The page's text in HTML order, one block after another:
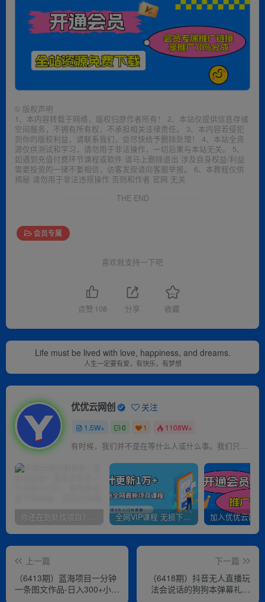
© 版权声明
1、本内容转载于网络，版权归原作者所有！ 2、本站仅提供信息存储
空间服务，不拥有所有权，不承担相关法律责任。 3、本内容若侵犯
到你的版权利益，请联系我们，会尽快给予删除处理！ 4、本站全资
源仅供测试和学习，请勿用于非法操作，一切后果与本站无关。 5、
如遇到充值付费环节课程或软件 请马上删除退出 涉及自身权益/利益
需要投资的一律不要相信，访客发现请向客服举报。 6、本教程仅供
揭秘 请勿用于非法违规操作 否则和作者 官网 无关
THE END
会员专属
喜欢就支持一下吧
点赞 108 分享 收藏
Life must be lived with love, happiness, and dreams.
人生一定要有爱，有快乐，有梦想
优优云网创 关注
1.5W+ 0 1 1108W+
有时候，我们并不是在等什么人或什么事。我们只是在静待岁月改变自己
你还在到处找项目？还在当韭菜？我靠卖项目一个月收入5万+，曾经我也是个失败者。 全网VIP课程 无损下载~
上一篇
（6413期）蓝海项目一分钟
一条图文作品-日入300+小吃
下一篇
（6418期）抖音无人直播玩
法会说话的狗狗本弹幕礼物